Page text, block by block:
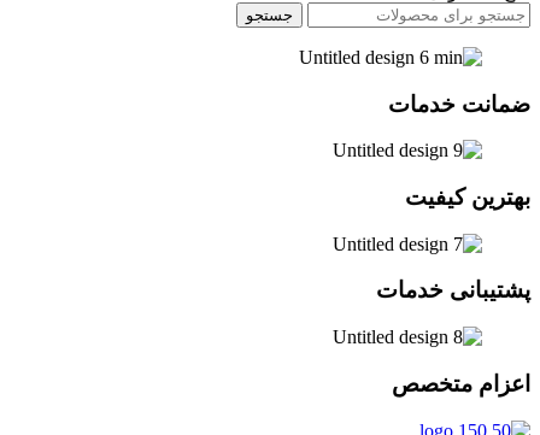
جستجو
ضمانت خدمات
بهترین کیفیت
پشتیبانی خدمات
اعزام متخصص